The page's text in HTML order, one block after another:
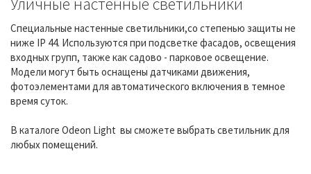
Специальные настенные светильники,со степенью защиты не
ниже IP 44. Используются при подсветке фасадов, освещения
входных групп, также как садово - парковое освещение.
Модели могут быть оснащены датчиками движения,
фотоэлементами для автоматического включения в темное
время суток.
В каталоге Odeon Light вы сможете выбрать светильник для
любых помещений.